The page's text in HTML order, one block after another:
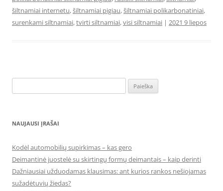
šiltnamiai internetu,šiltnamiai pigiau,šiltnamiai polikarbonatiniai,
surenkami siltnamiai,tvirti siltnamiai,visi siltnamiai | 2021 9 liepos
NAUJAUSI ĮRAŠAI
Kodėl automobilių supirkimas – kas gero
Deimantinė juostelė su skirtingų formų deimantais – kaip derinti
Dažniausiai užduodamas klausimas: ant kurios rankos nešiojamas
sužadėtuvių žiedas?